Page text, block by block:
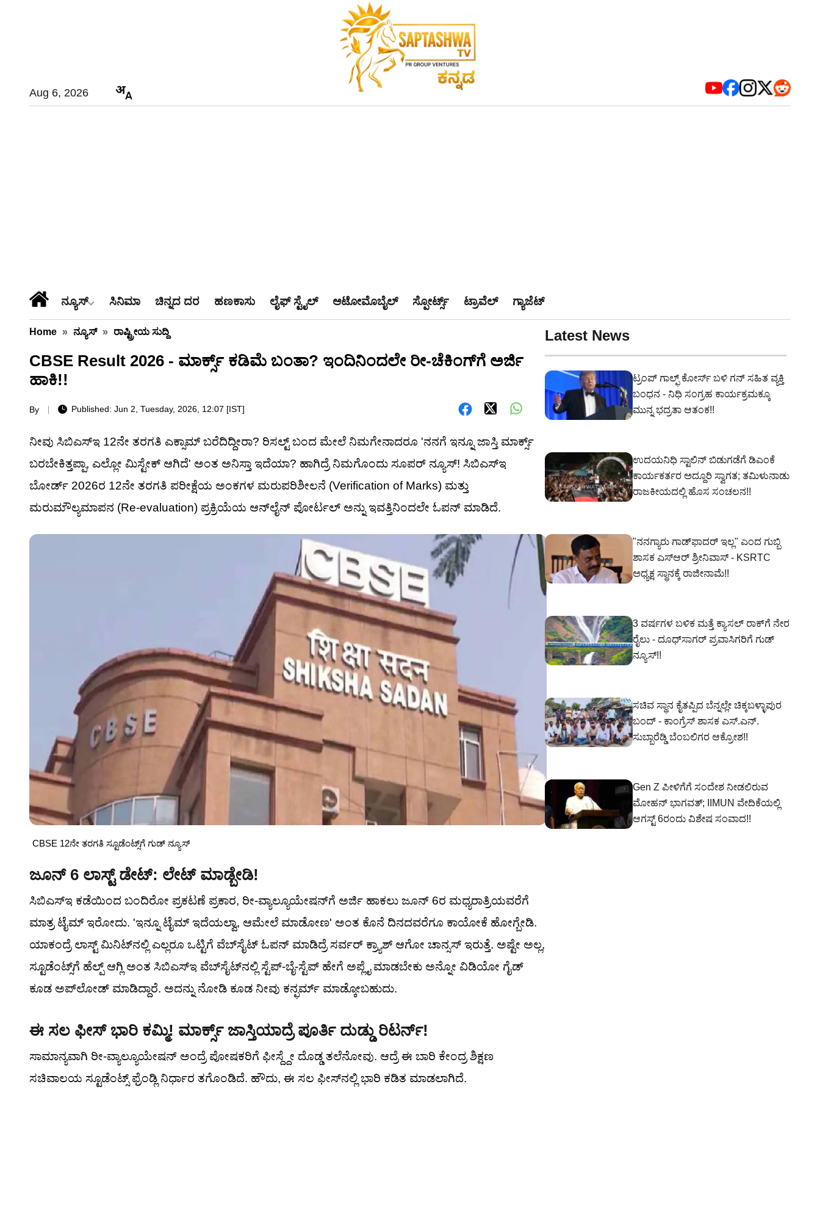
Aug 6, 2026
ನ್ಯೂಸ್ ಸಿನಿಮಾ ಚಿನ್ನದ ದರ ಹಣಕಾಸು ಲೈಫ್ ಸ್ಟೈಲ್ ಆಟೋಮೊಬೈಲ್ ಸ್ಪೋರ್ಟ್ಸ್ ಟ್ರಾವೆಲ್ ಗ್ಯಾಜೆಟ್
Home » ನ್ಯೂಸ್ » ರಾಷ್ಟ್ರೀಯ ಸುದ್ದಿ
CBSE Result 2026 - ಮಾರ್ಕ್ಸ್ ಕಡಿಮೆ ಬಂತಾ? ಇಂದಿನಿಂದಲೇ ರೀ-ಚೆಕಿಂಗ್‌ಗೆ ಅರ್ಜಿ
ಹಾಕಿ!!
By Published: Jun 2, Tuesday, 2026, 12:07 [IST]
ನೀವು ಸಿಬಿಎಸ್‌ಇ 12ನೇ ತರಗತಿ ಎಕ್ಸಾಮ್ ಬರೆದಿದ್ದೀರಾ? ರಿಸಲ್ಟ್ ಬಂದ ಮೇಲೆ ನಿಮಗೇನಾದರೂ 'ನನಗೆ ಇನ್ನೂ ಜಾಸ್ತಿ ಮಾರ್ಕ್ಸ್
ಬರಬೇಕಿತ್ತಪ್ಪಾ, ಎಲ್ಲೋ ಮಿಸ್ಟೇಕ್ ಆಗಿದೆ' ಅಂತ ಅನಿಸ್ತಾ ಇದೆಯಾ? ಹಾಗಿದ್ರೆ ನಿಮಗೊಂದು ಸೂಪರ್ ನ್ಯೂಸ್! ಸಿಬಿಎಸ್‌ಇ
ಬೋರ್ಡ್ 2026ರ 12ನೇ ತರಗತಿ ಪರೀಕ್ಷೆಯ ಅಂಕಗಳ ಮರುಪರಿಶೀಲನೆ (Verification of Marks) ಮತ್ತು
ಮರುಮೌಲ್ಯಮಾಪನ (Re-evaluation) ಪ್ರಕ್ರಿಯೆಯ ಆನ್‌ಲೈನ್ ಪೋರ್ಟಲ್ ಅನ್ನು ಇವತ್ತಿನಿಂದಲೇ ಓಪನ್ ಮಾಡಿದೆ.
CBSE 12ನೇ ತರಗತಿ ಸ್ಟೂಡೆಂಟ್ಸ್‌ಗೆ ಗುಡ್ ನ್ಯೂಸ್
ಜೂನ್ 6 ಲಾಸ್ಟ್ ಡೇಟ್: ಲೇಟ್ ಮಾಡ್ಬೇಡಿ!
ಸಿಬಿಎಸ್‌ಇ ಕಡೆಯಿಂದ ಬಂದಿರೋ ಪ್ರಕಟಣೆ ಪ್ರಕಾರ, ರೀ-ವ್ಯಾಲ್ಯೂಯೇಷನ್‌ಗೆ ಅರ್ಜಿ ಹಾಕಲು ಜೂನ್ 6ರ ಮಧ್ಯರಾತ್ರಿಯವರೆಗೆ
ಮಾತ್ರ ಟೈಮ್ ಇರೋದು. 'ಇನ್ನೂ ಟೈಮ್ ಇದೆಯಲ್ವಾ, ಆಮೇಲೆ ಮಾಡೋಣ' ಅಂತ ಕೊನೆ ದಿನದವರೆಗೂ ಕಾಯೋಕೆ ಹೋಗ್ಬೇಡಿ.
ಯಾಕಂದ್ರೆ ಲಾಸ್ಟ್ ಮಿನಿಟ್‌ನಲ್ಲಿ ಎಲ್ಲರೂ ಒಟ್ಟಿಗೆ ವೆಬ್‌ಸೈಟ್ ಓಪನ್ ಮಾಡಿದ್ರೆ ಸರ್ವರ್ ಕ್ರ್ಯಾಶ್ ಆಗೋ ಚಾನ್ಸಸ್ ಇರುತ್ತೆ. ಅಷ್ಟೇ ಅಲ್ಲ,
ಸ್ಟೂಡೆಂಟ್ಸ್‌ಗೆ ಹೆಲ್ಪ್ ಆಗ್ಲಿ ಅಂತ ಸಿಬಿಎಸ್‌ಇ ವೆಬ್‌ಸೈಟ್‌ನಲ್ಲಿ ಸ್ಟೆಪ್-ಬೈ-ಸ್ಟೆಪ್ ಹೇಗೆ ಅಪ್ಲೈ ಮಾಡಬೇಕು ಅನ್ನೋ ವಿಡಿಯೋ ಗೈಡ್
ಕೂಡ ಅಪ್‌ಲೋಡ್ ಮಾಡಿದ್ದಾರೆ. ಅದನ್ನು ನೋಡಿ ಕೂಡ ನೀವು ಕನ್ಫರ್ಮ್ ಮಾಡ್ಕೋಬಹುದು.
ಈ ಸಲ ಫೀಸ್ ಭಾರಿ ಕಮ್ಮಿ! ಮಾರ್ಕ್ಸ್ ಜಾಸ್ತಿಯಾದ್ರೆ ಪೂರ್ತಿ ದುಡ್ಡು ರಿಟರ್ನ್!
ಸಾಮಾನ್ಯವಾಗಿ ರೀ-ವ್ಯಾಲ್ಯೂಯೇಷನ್ ಅಂದ್ರೆ ಪೋಷಕರಿಗೆ ಫೀಸ್ದ್ದೇ ದೊಡ್ಡ ತಲೆನೋವು. ಆದ್ರೆ ಈ ಬಾರಿ ಕೇಂದ್ರ ಶಿಕ್ಷಣ
ಸಚಿವಾಲಯ ಸ್ಟೂಡೆಂಟ್ಸ್ ಫ್ರೆಂಡ್ಲಿ ನಿರ್ಧಾರ ತಗೊಂಡಿದೆ. ಹೌದು, ಈ ಸಲ ಫೀಸ್‌ನಲ್ಲಿ ಭಾರಿ ಕಡಿತ ಮಾಡಲಾಗಿದೆ.
Latest News
ಟ್ರಂಪ್ ಗಾಲ್ಫ್ ಕೋರ್ಸ್ ಬಳಿ ಗನ್‌ ಸಹಿತ ವ್ಯಕ್ತಿ
ಬಂಧನ - ನಿಧಿ ಸಂಗ್ರಹ ಕಾರ್ಯಕ್ರಮಕ್ಕೂ
ಮುನ್ನ ಭದ್ರತಾ ಆತಂಕ!!
ಉದಯನಿಧಿ ಸ್ಟಾಲಿನ್ ಬಿಡುಗಡೆಗೆ ಡಿಎಂಕೆ
ಕಾರ್ಯಕರ್ತರ ಅದ್ದೂರಿ ಸ್ವಾಗತ; ತಮಿಳುನಾಡು
ರಾಜಕೀಯದಲ್ಲಿ ಹೊಸ ಸಂಚಲನ!!
"ನನಗ್ಯಾರು ಗಾಡ್‌ಫಾದರ್ ಇಲ್ಲ" ಎಂದ ಗುಬ್ಬಿ
ಶಾಸಕ ಎಸ್‌ಆರ್‌ ಶ್ರೀನಿವಾಸ್‌ - KSRTC
ಅಧ್ಯಕ್ಷ ಸ್ಥಾನಕ್ಕೆ ರಾಜೀನಾಮೆ!!
3 ವರ್ಷಗಳ ಬಳಿಕ ಮತ್ತೆ ಕ್ಯಾಸಲ್ ರಾಕ್‌ಗೆ ನೇರ
ರೈಲು - ದೂಧ್‌ಸಾಗರ್ ಪ್ರವಾಸಿಗರಿಗೆ ಗುಡ್
ನ್ಯೂಸ್!!
ಸಚಿವ ಸ್ಥಾನ ಕೈತಪ್ಪಿದ ಬೆನ್ನಲ್ಲೇ ಚಿಕ್ಕಬಳ್ಳಾಪುರ
ಬಂದ್ - ಕಾಂಗ್ರೆಸ್ ಶಾಸಕ ಎಸ್‌.ಎನ್‌.
ಸುಬ್ಬಾರೆಡ್ಡಿ ಬೆಂಬಲಿಗರ ಆಕ್ರೋಶ!!
Gen Z ಪೀಳಿಗೆಗೆ ಸಂದೇಶ ನೀಡಲಿರುವ
ಮೋಹನ್ ಭಾಗವತ್; IIMUN ವೇದಿಕೆಯಲ್ಲಿ
ಆಗಸ್ಟ್ 6ರಂದು ವಿಶೇಷ ಸಂವಾದ!!